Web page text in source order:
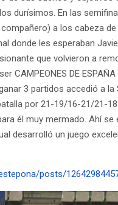
durísimos. En las
a los cabeza
donde les esperaban
que volvieron a
CAMPEONES DE
3 partidos accedió a
por 21-19/16-21/21-
él muy mermado. Ahí
desarrolló un juego
posts/